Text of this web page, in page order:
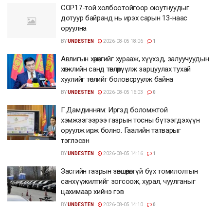
COP17-той холбоотойгоор оюутнуудыг
дотуур байранд нь ирэх сарын 13-наас
оруулна
BYUNDESTEN 2026-08-05 18:06 1
Авлигын хөрөнгийг хурааж, хүүхэд, залуучуудын
хөгжлийн санд төвлөрүүлж зарцуулах тухай
хуулийг төслийг боловсруулж байна
BYUNDESTEN 2026-08-05 16:03 0
Г.Дамдинням: Иргэд боломжтой
хэмжээгээрээ газрын тосны бүтээгдэхүүн
оруулж ирж болно. Гаалийн татварыг
тэглэсэн
BYUNDESTEN 2026-08-05 14:16 1
Засгийн газрын зөвшөөрөлгүй бүх томилолтын
санхүүжилтийг зогсоож, хурал, чуулганыг
цахимаар хийнэ гэв
BYUNDESTEN 2026-08-05 14:10 0